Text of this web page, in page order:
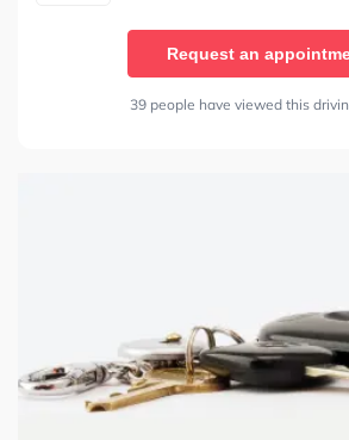
Request an
39 people have viewed this